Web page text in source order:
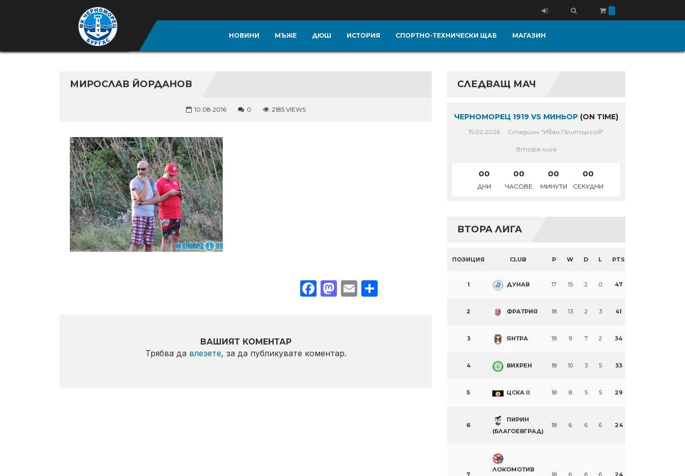
НОВИНИ МЪЖЕ ДЮШ ИСТОРИЯ СПОРТНО-ТЕХНИЧЕСКИ ЩАБ МАГАЗИН
МИРОСЛАВ ЙОРДАНОВ
10.08.2016 0 2185 VIEWS
Facebook
Mastodon
EmailShare
ВАШИЯТ КОМЕНТАР
Трябва да влезете, за да публикувате коментар.
СЛЕДВАЩ МАЧ
ЧЕРНОМОРЕЦ 1919 VS МИНЬОР (ON TIME)
15.02.2026 Стадион "Иван Притъргов"
Втора лига
00
ДНИ
00
ЧАСОВЕ
00
МИНУТИ
00
СЕКУДНИ
ВТОРА ЛИГА
ПОЗИЦИЯ CLUB P W D L PTS
1 ДУНАВ 17 15 2 0 47
2 ФРАТРИЯ 18 13 2 3 41
3 ЯНТРА 18 9 7 2 34
4 ВИХРЕН 18 10 3 5 33
5 ЦСКА II 18 8 5 5 29
6
ПИРИН
(БЛАГОЕВГРАД)
18 6 6 6 24
7
ЛОКОМОТИВ
18 6 6 6 24